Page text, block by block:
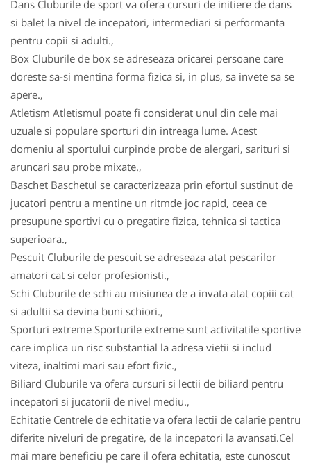
Dans Cluburile de sport va ofera cursuri de initiere de dans
si balet la nivel de incepatori, intermediari si performanta
pentru copii si adulti.,
Box Cluburile de box se adreseaza oricarei persoane care
doreste sa-si mentina forma fizica si, in plus, sa invete sa se
apere.,
Atletism Atletismul poate fi considerat unul din cele mai
uzuale si populare sporturi din intreaga lume. Acest
domeniu al sportului curpinde probe de alergari, sarituri si
aruncari sau probe mixate.,
Baschet Baschetul se caracterizeaza prin efortul sustinut de
jucatori pentru a mentine un ritmde joc rapid, ceea ce
presupune sportivi cu o pregatire fizica, tehnica si tactica
superioara.,
Pescuit Cluburile de pescuit se adreseaza atat pescarilor
amatori cat si celor profesionisti.,
Schi Cluburile de schi au misiunea de a invata atat copiii cat
si adultii sa devina buni schiori.,
Sporturi extreme Sporturile extreme sunt activitatile sportive
care implica un risc substantial la adresa vietii si includ
viteza, inaltimi mari sau efort fizic.,
Biliard Cluburile va ofera cursuri si lectii de biliard pentru
incepatori si jucatorii de nivel mediu.,
Echitatie Centrele de echitatie va ofera lectii de calarie pentru
diferite niveluri de pregatire, de la incepatori la avansati.Cel
mai mare beneficiu pe care il ofera echitatia, este cunoscut